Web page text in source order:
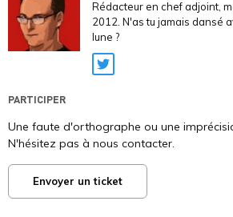
Rédacteur en chef adjoint,
2012. N'as tu jamais dansé
lune ?
Twitter
PARTICIPER
Une faute d'orthographe ou une
N'hésitez pas à nous contacter.
Envoyer un ticket